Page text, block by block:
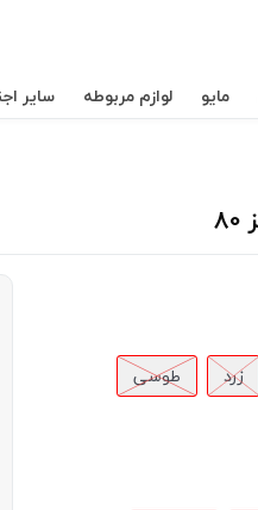
مایو لوازم مربوطه سایر
زرد
طوسی